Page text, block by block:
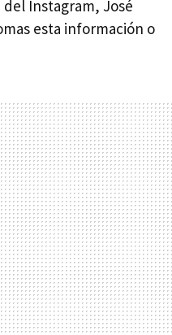
Instagram, José
esta información o